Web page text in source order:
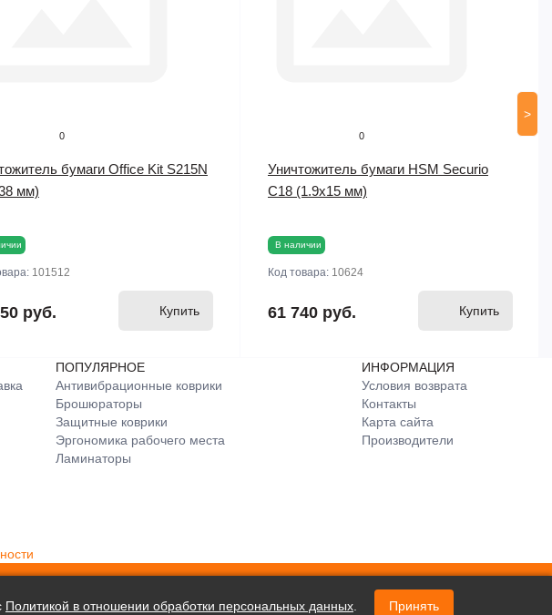
0
бумаги Office Kit S215N
мм)
101512
руб. Купить
0
Уничтожитель бумаги HSM Securio
C18 (1.9х15 мм)
В наличии
Код товара: 10624
61 740 руб. Купить
>
ПОПУЛЯРНОЕ
Антивибрационные коврики
Брошюраторы
Защитные коврики
Эргономика рабочего места
Ламинаторы
ИНФОРМАЦИЯ
Условия возврата
Контакты
Карта сайта
Производители
Политикой в отношении обработки персональных данных Принять